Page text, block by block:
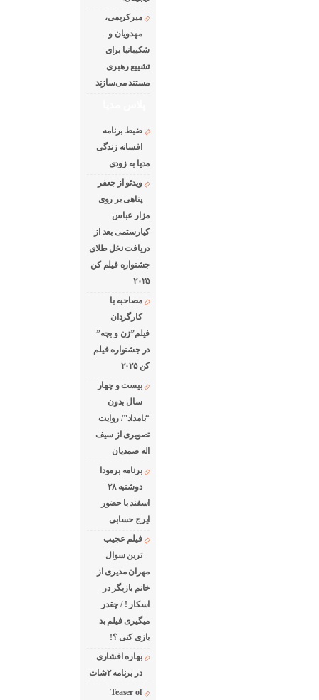
میرکریمی،
مهدویان و
شکیبانیا برای
تشییع رهبری
مستند می‌سازند
ضبط برنامه
افسانه زندگی
مدیا به زودی
ویدئو از جعفر
پناهی بر روی
مزار عباس
کیارستمی بعد از
دریافت نخل طلای
جشنواره فیلم کن
۲۰۲۵
مصاحبه با
کارگردان
فیلم”زن و بچه”
در جشنواره فیلم
کن ۲۰۲۵
بیست و چهار
سال بدون
“بامداد”/ روایت
تصویری از سیف
اله صمدیان
برنامه برمودا
دوشنبه ۲۸
اسفند با حضور
ایرج حسابی
فیلم عجیب
ترین سوال
مهران مدیری از
خانم بازیگر در
اسکار ! / چقدر
میگیری فیلم بد
بازی کنی ؟!
بهاره افشاری
در برنامه ۲شات
Teaser of